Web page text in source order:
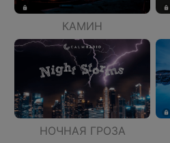
КАМИН
НОЧНАЯ ГРОЗА